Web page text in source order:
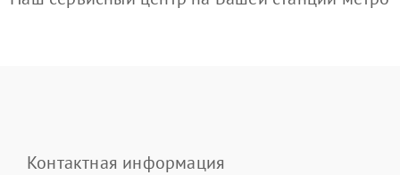
Контактная информация